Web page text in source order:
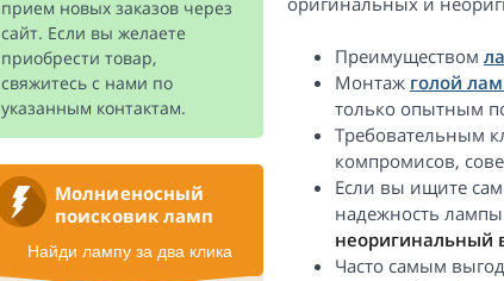
Преимуществом
Монтаж голой
только опытным
Требовательным
компромисов,
Если вы ищите
надежность
неоригинальный
Часто самым
прием новых заказов через
сайт. Если вы желаете
приобрести товар,
свяжитесь с нами по
указанным контактам.
Молниеносный
поисковик ламп
Найди лампу за два клика